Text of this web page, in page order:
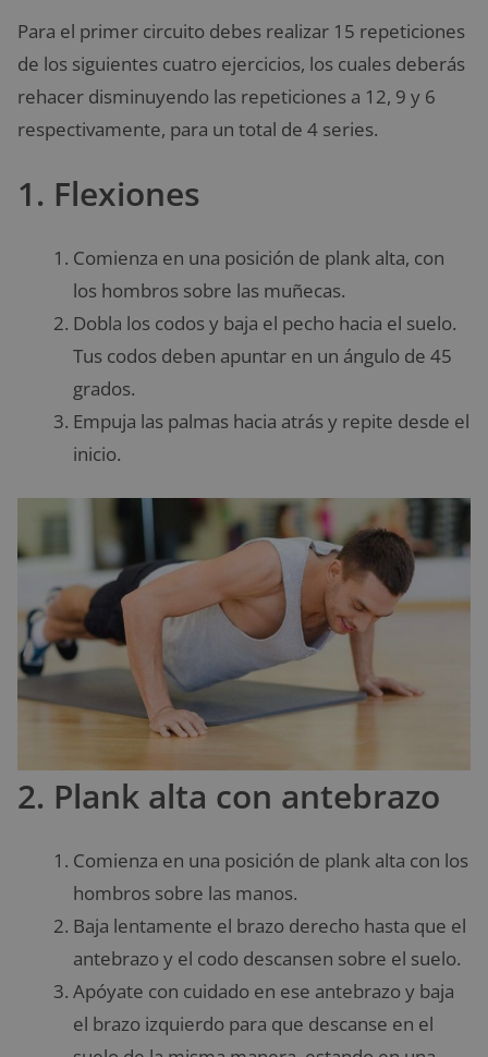
Para el primer circuito debes realizar 15 repeticiones
de los siguientes cuatro ejercicios, los cuales deberás
rehacer disminuyendo las repeticiones a 12, 9 y 6
respectivamente, para un total de 4 series.
1. Flexiones
Comienza en una posición de plank alta, con
los hombros sobre las muñecas.
Dobla los codos y baja el pecho hacia el suelo.
Tus codos deben apuntar en un ángulo de 45
grados.
Empuja las palmas hacia atrás y repite desde el
inicio.
2. Plank alta con antebrazo
Comienza en una posición de plank alta con los
hombros sobre las manos.
Baja lentamente el brazo derecho hasta que el
antebrazo y el codo descansen sobre el suelo.
Apóyate con cuidado en ese antebrazo y baja
el brazo izquierdo para que descanse en el